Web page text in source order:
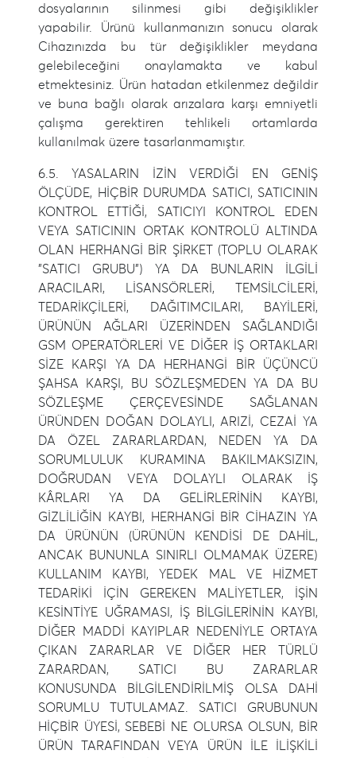
dosyalarının silinmesi gibi değişiklikler
yapabilir. Ürünü kullanmanızın sonucu olarak
Cihazınızda bu tür değişiklikler meydana
gelebileceğini onaylamakta ve kabul
etmektesiniz. Ürün hatadan etkilenmez değildir
ve buna bağlı olarak arızalara karşı emniyetli
çalışma gerektiren tehlikeli ortamlarda
kullanılmak üzere tasarlanmamıştır.
6.5. YASALARIN İZİN VERDİĞİ EN GENİŞ
ÖLÇÜDE, HİÇBİR DURUMDA SATICI, SATICININ
KONTROL ETTİĞİ, SATICIYI KONTROL EDEN
VEYA SATICININ ORTAK KONTROLÜ ALTINDA
OLAN HERHANGİ BİR ŞİRKET (TOPLU OLARAK
"SATICI GRUBU") YA DA BUNLARIN İLGİLİ
ARACILARI, LİSANSÖRLERİ, TEMSİLCİLERİ,
TEDARİKÇİLERİ, DAĞITIMCILARI, BAYİLERİ,
ÜRÜNÜN AĞLARI ÜZERİNDEN SAĞLANDIĞI
GSM OPERATÖRLERİ VE DİĞER İŞ ORTAKLARI
SİZE KARŞI YA DA HERHANGİ BİR ÜÇÜNCÜ
ŞAHSA KARŞI, BU SÖZLEŞMEDEN YA DA BU
SÖZLEŞME ÇERÇEVESİNDE SAĞLANAN
ÜRÜNDEN DOĞAN DOLAYLI, ARIZİ, CEZAİ YA
DA ÖZEL ZARARLARDAN, NEDEN YA DA
SORUMLULUK KURAMINA BAKILMAKSIZIN,
DOĞRUDAN VEYA DOLAYLI OLARAK İŞ
KÂRLARI YA DA GELİRLERİNİN KAYBI,
GİZLİLİĞİN KAYBI, HERHANGİ BİR CİHAZIN YA
DA ÜRÜNÜN (ÜRÜNÜN KENDİSİ DE DAHİL,
ANCAK BUNUNLA SINIRLI OLMAMAK ÜZERE)
KULLANIM KAYBI, YEDEK MAL VE HİZMET
TEDARİKİ İÇİN GEREKEN MALİYETLER, İŞİN
KESİNTİYE UĞRAMASI, İŞ BİLGİLERİNİN KAYBI,
DİĞER MADDİ KAYIPLAR NEDENİYLE ORTAYA
ÇIKAN ZARARLAR VE DİĞER HER TÜRLÜ
ZARARDAN, SATICI BU ZARARLAR
KONUSUNDA BİLGİLENDİRİLMİŞ OLSA DAHİ
SORUMLU TUTULAMAZ. SATICI GRUBUNUN
HİÇBİR ÜYESİ, SEBEBİ NE OLURSA OLSUN, BİR
ÜRÜN TARAFINDAN VEYA ÜRÜN İLE İLİŞKİLİ